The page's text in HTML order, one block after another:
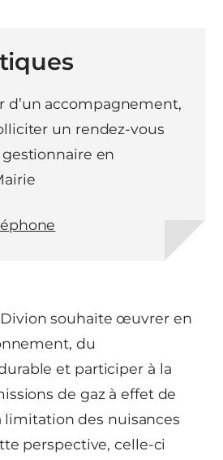
souhaite œuvrer en
du
et participer à la
de gaz à effet de
limitation des nuisances
perspective, celle-ci
d’un accompagnement,
un rendez-vous
en